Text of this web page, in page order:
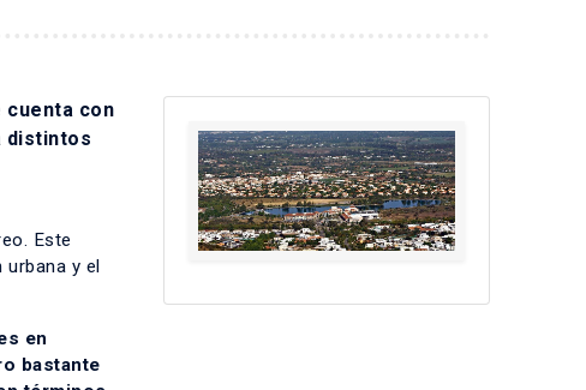
cuenta con
distintos
Este
urbana y el
en
bastante